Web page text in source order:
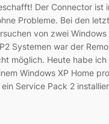
Der Connector ist
Probleme. Bei den
von zwei Windows
Systemen war der
möglich. Heute habe ich
Windows XP Home
Service Pack 2